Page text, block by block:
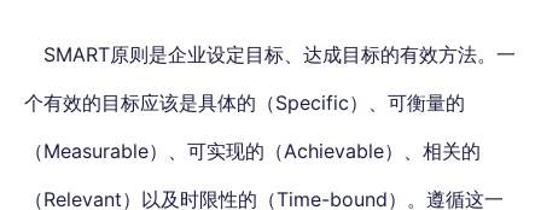
SMART原则是企业设定目标、达成目标的有效方法。 一
个有效的目标应该是具体的（Specific）、可衡量的
（Measurable）、可实现的（Achievable）、相关的
（Relevant）以及时限性的（Time-bound）。遵循这一